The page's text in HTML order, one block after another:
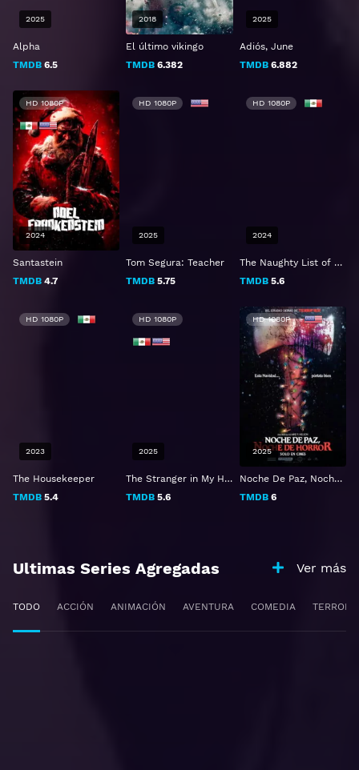
Alpha
TMDB 6.5
2025
El último vikingo
TMDB 6.382
2018
Adiós, June
TMDB6.882
2025
Santastein
TMDB 4.7
HD 1080P
2024
Tom Segura: Teacher
TMDB 5.75
HD 1080P
2025
The Naughty List of Mr. Scrooge
TMDB5.6
HD 1080P
2024
The Housekeeper
TMDB 5.4
HD 1080P
2023
The Stranger in My Home
TMDB 5.6
HD 1080P
2025
Noche De Paz, Noche De Horror
TMDB6
HD 1080P
2025
Ultimas Series Agregadas Ver más
TODO ACCIÓN ANIMACIÓN AVENTURA COMEDIA TERROR